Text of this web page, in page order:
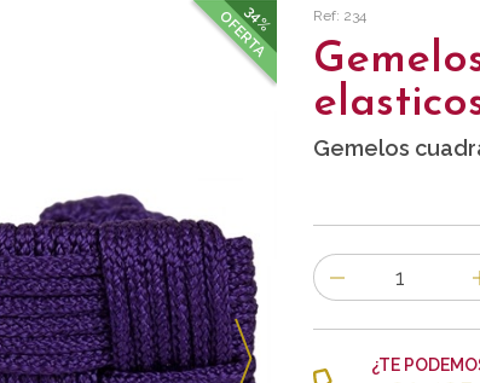
34%
OFERTA Ref: 234
Gemelos
Número
de
artículos
¿TE